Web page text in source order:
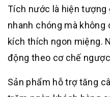
Tích nước là hiện tượng
nhanh chóng mà không
kích thích ngon miệng.
động theo cơ chế
Sản phẩm hỗ trợ tăng